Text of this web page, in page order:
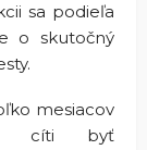
sa podieľa
o skutočný
mesiacov
cíti byť